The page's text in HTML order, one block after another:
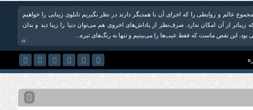
عالم و روابطی را که اجزای آن با همدیگر دارند در نظر بگیریم تابلوی زیبایی را خواهیم
زیباتر از آن امکان ندارد. صرف‌نظر از پاداش‌های اخروی هم می‌توان دنیا را زیبا دید و بدان
بود. این نقص ماست که فقط عیب‌ها را می‌بینیم و تنها به رنگ‌های تیره...
»